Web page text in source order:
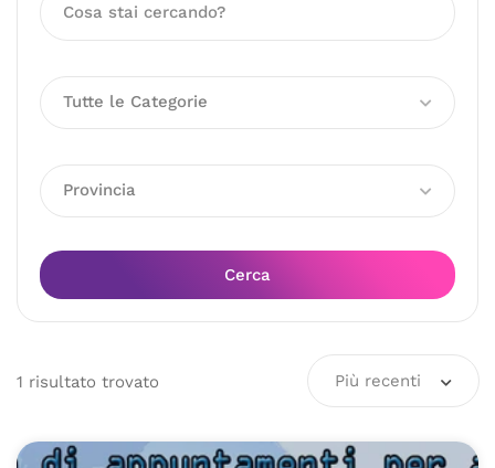
Tutte le Categorie
Provincia
Cerca
1 risultato trovato Più recenti